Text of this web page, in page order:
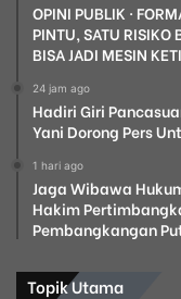
OPINI PUBLIK ·
PINTU, SATU RISIKO
BISA JADI MESIN
24 jam ago
Hadiri Giri
Yani Dorong Pers
1 hari ago
Jaga Wibawa
Hakim
Pembangkangan
Topik Utama